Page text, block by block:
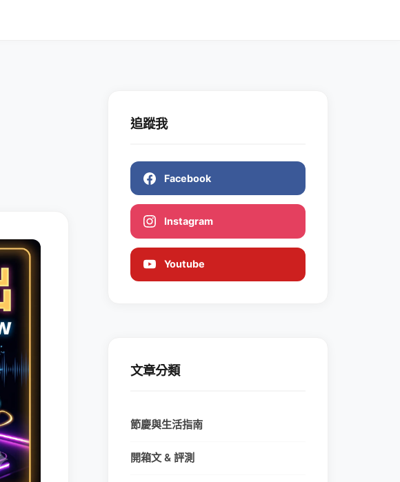
追蹤我
Facebook
Instagram
Youtube
文章分類
節慶與生活指南
開箱文 & 評測